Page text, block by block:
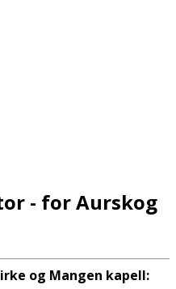
- for Aurskog
og Mangen kapell: